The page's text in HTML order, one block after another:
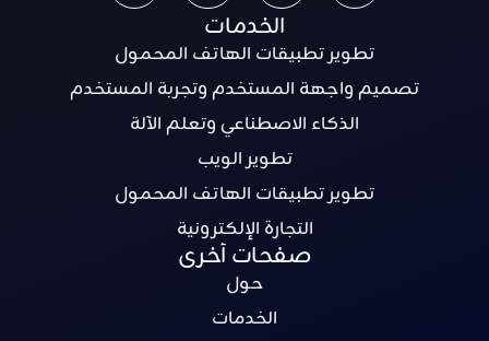
الخدمات
تطوير تطبيقات الهاتف المحمول
تصميم واجهة المستخدم وتجربة المستخدم
الذكاء الاصطناعي وتعلم الآلة
تطوير الويب
تطوير تطبيقات الهاتف المحمول
التجارة الإلكترونية
صفحات أخرى
حول
الخدمات